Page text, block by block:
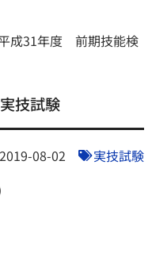
成31年度 前期技能検
技試験
2019-08-02
実技試験